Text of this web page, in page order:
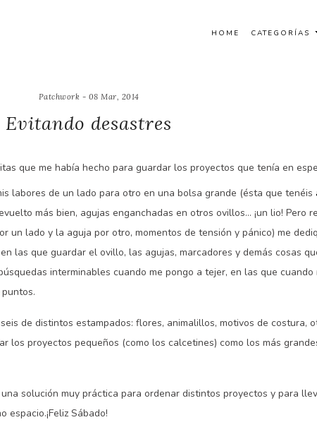
HOME CATEGORÍAS
Patchwork - 08 Mar, 2014
Evitando desastres
que me había hecho para guardar los proyectos que tenía en
labores de un lado para otro en una bolsa grande (ésta que tenéis
más bien, agujas enganchadas en otros ovillos… ¡un lio! Pero
un lado y la aguja por otro, momentos de tensión y pánico) me
las que guardar el ovillo, las agujas, marcadores y demás cosas
interminables cuando me pongo a tejer, en las que cuando
de distintos estampados: flores, animalillos, motivos de costura,
los proyectos pequeños (como los calcetines) como los más
solución muy práctica para ordenar distintos proyectos y para
Sábado!